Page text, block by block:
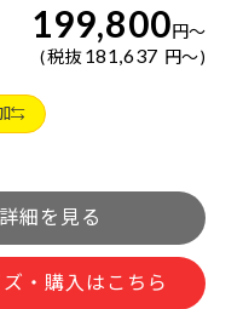
199,800円～
税抜 181,637 円～
・購入はこちら